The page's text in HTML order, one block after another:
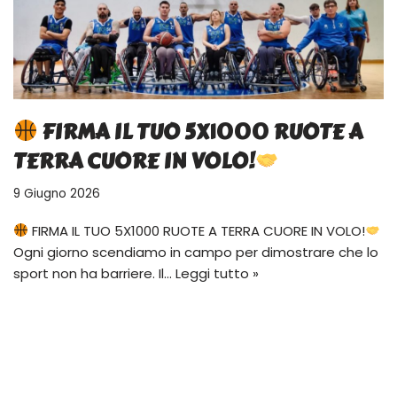
FIRMA IL TUO 5X1000 RUOTE A
TERRA CUORE IN VOLO!
9 Giugno 2026
FIRMA IL TUO 5X1000 RUOTE A TERRA CUORE IN VOLO!
Ogni giorno scendiamo in campo per dimostrare che lo
sport non ha barriere. Il… Leggi tutto »